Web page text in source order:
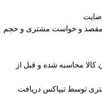
مقصد و خواست مشتری و حجم
محاسبه شده و قبل از
توسط تیپاکس دریافت